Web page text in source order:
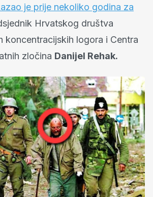
je prije nekoliko godina za
Hrvatskog društva
koncentracijskih logora i Centra
zločina Danijel Rehak.